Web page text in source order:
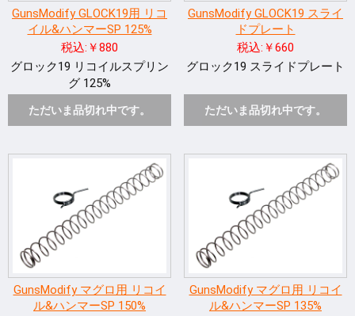
GunsModify GLOCK19用 リコ
イル&ハンマーSP 125%
税込:￥880
グロック19 リコイルスプリン
グ 125%
ただいま品切れ中です。
GunsModify GLOCK19 スライ
ドプレート
税込:￥660
グロック19 スライドプレート
ただいま品切れ中です。
GunsModify マグロ用 リコイ
ル&ハンマーSP 150%
GunsModify マグロ用 リコイ
ル&ハンマーSP 135%